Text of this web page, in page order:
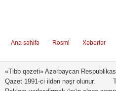
Ana səhifə Rəsmi Xəbərlər
«Tibb qəzeti» Azərbaycan
Qazet 1991-ci ildən nəşr olunur.